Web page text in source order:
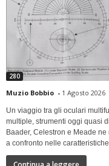
280
Muzio Bobbio - 1 Agosto 2026
Un viaggio tra gli oculari
multiple, strumenti oggi quasi
Baader, Celestron e Meade
a confronto nelle